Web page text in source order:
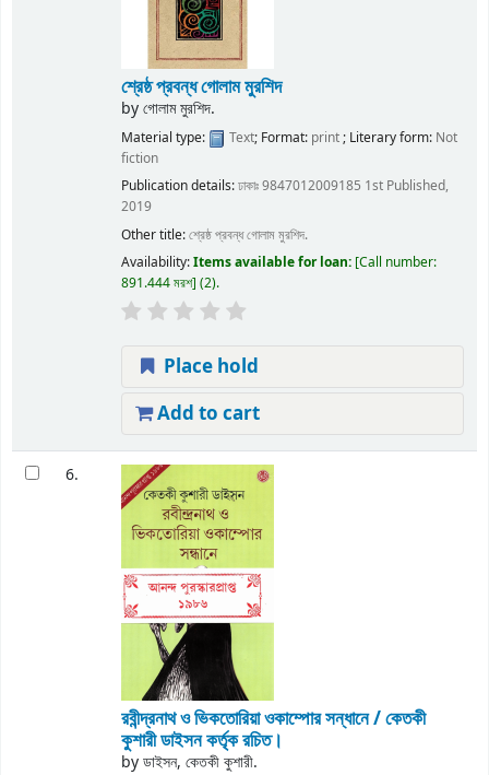
শ্রেষ্ঠ প্রবন্ধ গোলাম মুরশিদ
byগোলাম মুরশিদ.
Material type: Text; Format: print; Literary form: Not
fiction
Publication details:ঢাকাঃ9847012009185 1st Published,
2019
Other title:শ্রেষ্ঠ প্রবন্ধ গোলাম মুরশিদ.
Availability:Items available for loan: Call number:
891.444 মরশ (2).
Place hold
Add to cart
6.
রবীন্দ্রনাথ ও ভিকতোরিয়া ওকাম্পোর সন্ধানে /কেতকী
কুশারী ডাইসন কর্তৃক রচিত।
byডাইসন, কেতকী কুশারী.